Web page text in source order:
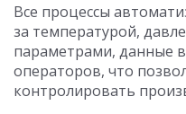
Все процессы
за температурой,
параметрами, данные
операторов, что
контролировать